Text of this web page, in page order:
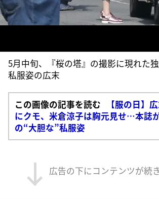
5月中旬、『桜の塔』の撮影に現れた
私服姿の広末
この画像の記事を読む
【服の日】
にクモ、米倉涼子は胸元見せ…本誌
の“大胆な”私服姿
広告の下にコンテンツが続